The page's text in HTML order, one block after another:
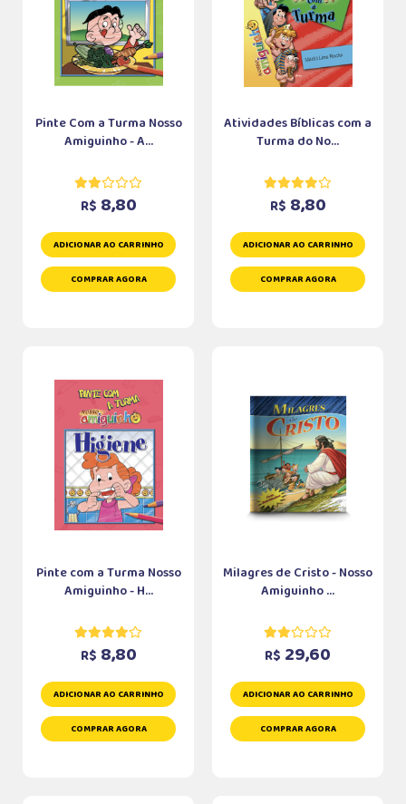
Pinte Com a Turma Nosso
Amiguinho - A...
R$ 8,80
ADICIONAR AO CARRINHO
COMPRAR AGORA
Atividades Bíblicas com a
Turma do No...
R$ 8,80
ADICIONAR AO CARRINHO
COMPRAR AGORA
Pinte com a Turma Nosso
Amiguinho - H...
R$ 8,80
ADICIONAR AO CARRINHO
COMPRAR AGORA
Milagres de Cristo - Nosso
Amiguinho ...
R$ 29,60
ADICIONAR AO CARRINHO
COMPRAR AGORA